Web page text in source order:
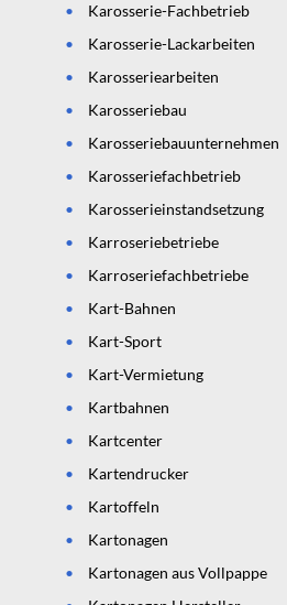
Karosserie-Fachbetrieb
Karosserie-Lackarbeiten
Karosseriearbeiten
Karosseriebau
Karosseriebauunternehmen
Karosseriefachbetrieb
Karosserieinstandsetzung
Karroseriebetriebe
Karroseriefachbetriebe
Kart-Bahnen
Kart-Sport
Kart-Vermietung
Kartbahnen
Kartcenter
Kartendrucker
Kartoffeln
Kartonagen
Kartonagen aus Vollpappe